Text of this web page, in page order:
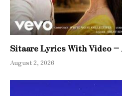
Sitaare Lyrics With Video –
August 2, 2026